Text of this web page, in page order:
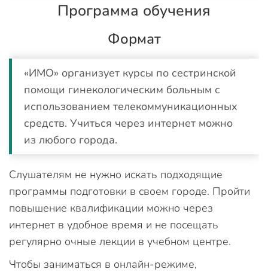
Программа обучения
Формат
«ИМО» организует курсы по сестринской
помощи гинекологическим больным с
использованием телекоммуникационных
средств. Учиться через интернет можно
из любого города.
Слушателям не нужно искать подходящие
программы подготовки в своем городе. Пройти
повышение квалификации можно через
интернет в удобное время и не посещать
регулярно очные лекции в учебном центре.
Чтобы заниматься в онлайн-режиме,